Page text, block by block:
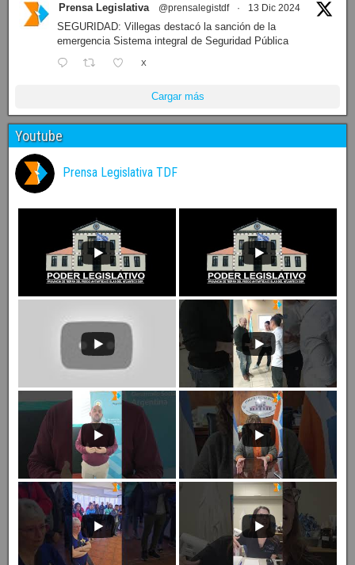
Prensa Legislativa @prensalegistdf · 13 Dic 2024
SEGURIDAD: Villegas destacó la sanción de la
emergencia Sistema integral de Seguridad Pública
X
Cargar más
Youtube
Prensa Legislativa TDF